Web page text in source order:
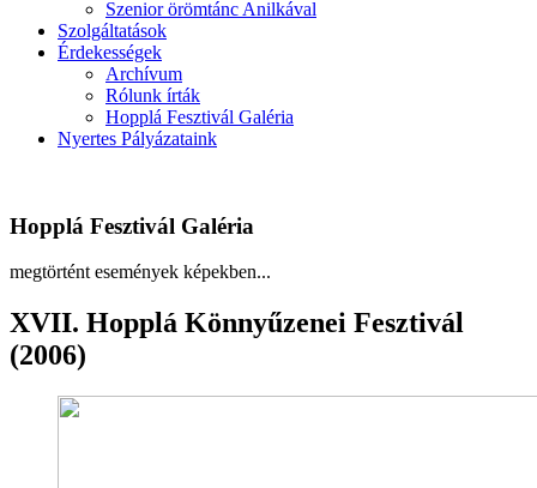
Szenior örömtánc Anilkával
Szolgáltatások
Érdekességek
Archívum
Rólunk írták
Hopplá Fesztivál Galéria
Nyertes Pályázataink
Hopplá Fesztivál Galéria
megtörtént események képekben...
XVII. Hopplá Könnyűzenei Fesztivál
(2006)